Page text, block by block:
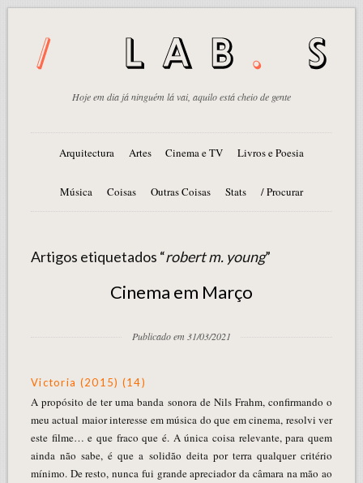
Hoje em dia já ninguém lá vai, aquilo está cheio de gente
Arquitectura Artes Cinema e TV Livros e Poesia
Música Coisas Outras Coisas Stats / Procurar
Artigos etiquetados “robert m. young”
Cinema em Março
Publicado em 31/03/2021
Victoria (2015) (14)
A propósito de ter uma banda sonora de Nils Frahm, confirmando o
meu actual maior interesse em música do que em cinema, resolvi ver
este filme… e que fraco que é. A única coisa relevante, para quem
ainda não sabe, é que a solidão deita por terra qualquer critério
mínimo. De resto, nunca fui grande apreciador da câmara na mão ao